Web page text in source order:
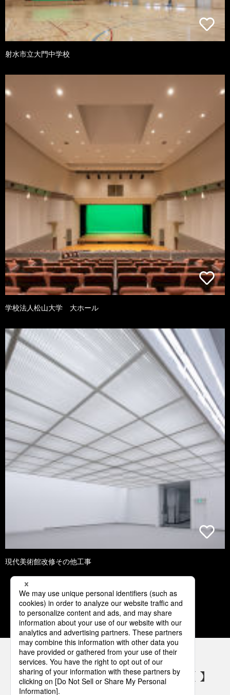
射水市立大門中学校
学校法人松山大学 大ホール
現代美術館改修その他工事
1 2 3 4
パナソニックの電気設備 SNSアカウント